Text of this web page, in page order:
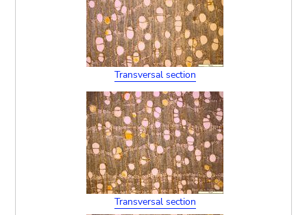
Transversal section
Transversal section